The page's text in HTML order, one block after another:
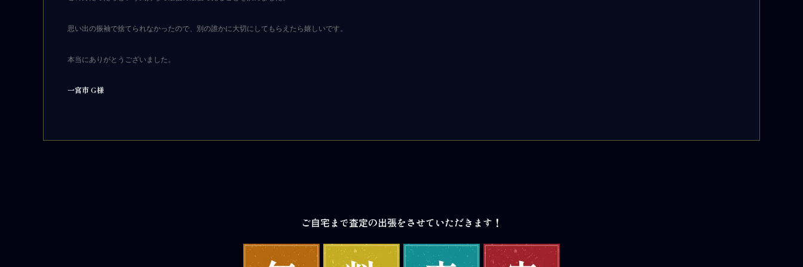
思い出の振袖で捨てられなかったので、別の誰かに大切にしてもらえたら嬉しいです。
本当にありがとうございました。
一宮市 G様
ご自宅まで査定の出張をさせていただきます！